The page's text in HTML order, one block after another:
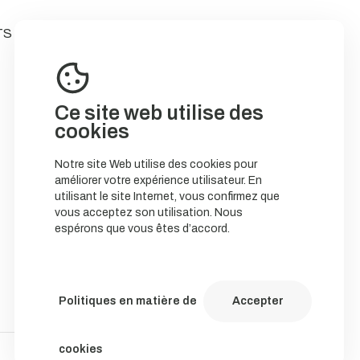
Ce site web utilise des
cookies
Notre site Web utilise des cookies pour
améliorer votre expérience utilisateur. En
utilisant le site Internet, vous confirmez que
vous acceptez son utilisation. Nous
espérons que vous êtes d’accord.
Politiques en matière de
cookies
Accepter
Política de Cookies